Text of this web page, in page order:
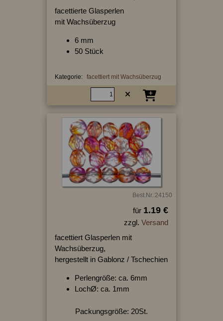
facettierte Glasperlen
mit Wachsüberzug
6 mm
50 Stück
Kategorie: facettiert mit Wachsüberzug
Best.Nr.:24150
für 1.19 €
zzgl. Versand
facettiert Glasperlen mit
Wachsüberzug,
hergestellt in Gablonz / Tschechien
Perlengröße: ca. 6mm
LochØ: ca. 1mm
Packungsgröße: 20St.